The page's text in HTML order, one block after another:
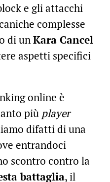
e gli attacchi
complesse
di unKara Cancel
aspetti specifici
online è
più player
difatti di una
entrandoci
scontro contro la
battaglia, il